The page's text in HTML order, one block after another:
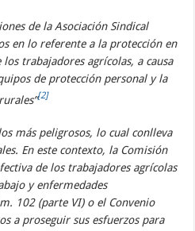
de la Asociación Sindical
en lo referente a la protección en
trabajadores agrícolas, a causa
de protección personal y la
[2]
más peligrosos, lo cual conlleva
En este contexto, la Comisión
de los trabajadores agrícolas
y enfermedades
102 (parte VI) o el Convenio
a proseguir sus esfuerzos para